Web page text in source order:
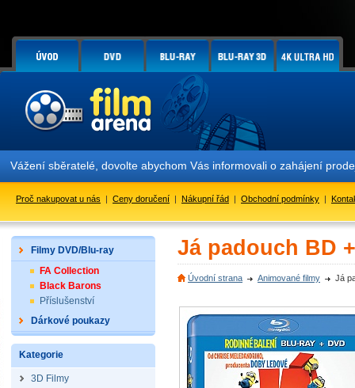
Vážení sběratelé, dovolte abychom Vás informovali o zahájení
Proč nakupovat u nás | Ceny doručení | Nákupní řád | Obchodní podmínky |
Filmy DVD/Blu-ray
FA Collection
Black Barons
Příslušenství
Dárkové poukazy
Kategorie
3D Filmy
Já padouch BD
Úvodní strana Animované filmy Já